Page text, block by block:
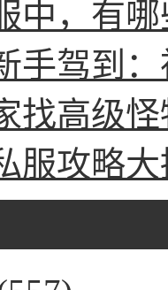
中，有
手驾到
找高级
服攻略